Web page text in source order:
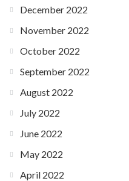
December 2022
November 2022
October 2022
September 2022
August 2022
July 2022
June 2022
May 2022
April 2022